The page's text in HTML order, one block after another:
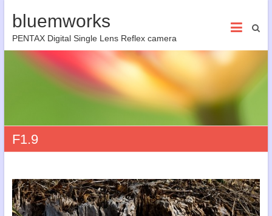
bluemworks
PENTAX Digital Single Lens Reflex camera
F1.9